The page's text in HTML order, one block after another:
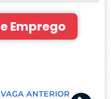
Emprego
VAGA ANTERIOR